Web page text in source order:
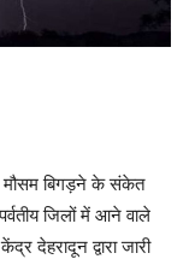
मौसम बिगड़ने के संकेत
जिलों में आने वाले
देहरादून द्वारा जारी